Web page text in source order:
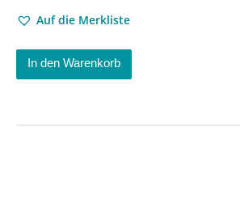
Auf die Merkliste
In den Warenkorb